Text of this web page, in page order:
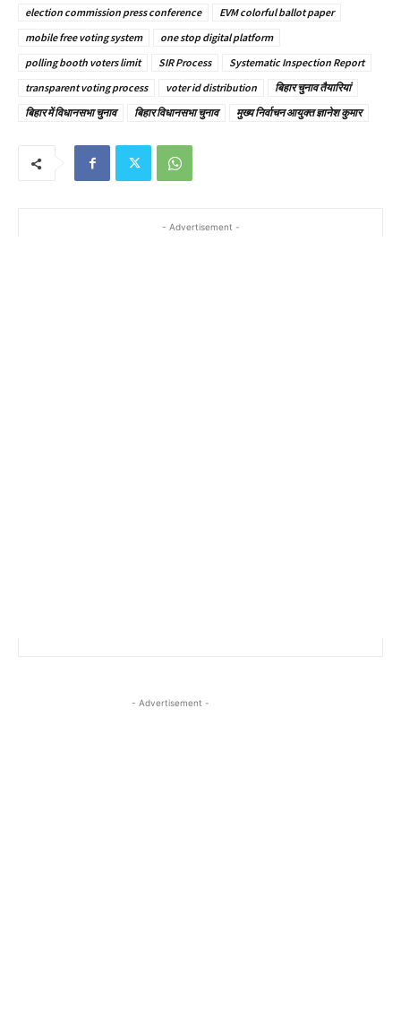
election commission press conference
EVM colorful ballot paper
mobile free voting system
one stop digital platform
polling booth voters limit
SIR Process
Systematic Inspection Report
transparent voting process
voter id distribution
बिहार चुनाव तैयारियां
बिहार में विधानसभा चुनाव
बिहार विधानसभा चुनाव मुख्य निर्वाचन आयुक्त ज्ञानेश कुमार
- Advertisement -
- Advertisement -